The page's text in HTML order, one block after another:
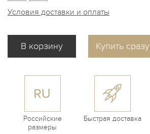
Условия доставки и оплаты
Купить сразу
Российские
размеры
Быстрая доставка